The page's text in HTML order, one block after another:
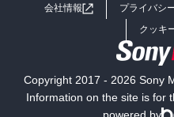
ミステリー
会社情報 プライバシ
クッキ
Copyright 2017 - 2026 Sony
Information on the site is for